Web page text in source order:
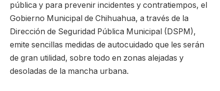
pública y para prevenir incidentes y contratiempos, el
Gobierno Municipal de Chihuahua, a través de la
Dirección de Seguridad Pública Municipal (DSPM),
emite sencillas medidas de autocuidado que les serán
de gran utilidad, sobre todo en zonas alejadas y
desoladas de la mancha urbana.